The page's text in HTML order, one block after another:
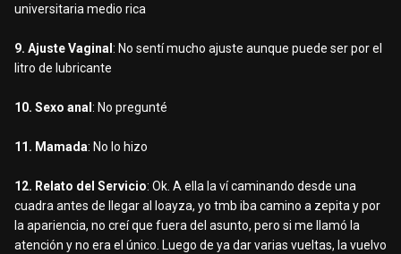
universitaria medio rica
9. Ajuste Vaginal : No sentí mucho ajuste aunque puede ser por el
litro de lubricante
10. Sexo anal : No pregunté
11. Mamada: No lo hizo
12. Relato del Servicio: Ok. A ella la ví caminando desde una
cuadra antes de llegar al loayza, yo tmb iba camino a zepita y por
la apariencia, no creí que fuera del asunto, pero si me llamó la
atención y no era el único. Luego de ya dar varias vueltas, la vuelvo